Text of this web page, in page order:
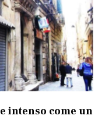
intenso come un